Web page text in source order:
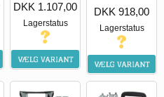
DKK 1.107,00
Lagerstatus
DKK 918,00
Lagerstatus